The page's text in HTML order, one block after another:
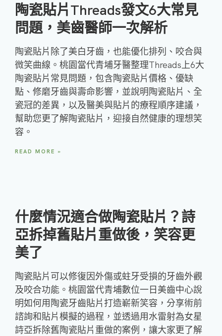
陶瓷貼片Threads發文6大常見
問題，美齒醫師一次解析
陶瓷貼片除了美白牙齒，也能優化排列、咬合與
微笑曲線。桃園當代青埔牙醫整理Threads上6大
陶瓷貼片常見問題，包含陶瓷貼片價格、優缺
點、修磨牙齒與壽命影響，並說明陶瓷貼片、全
瓷冠的差異，以及醫美與貼片的療程順序建議，
幫助您更了解陶瓷貼片，迎接自然健康的理想笑
容。
READ MORE »
什麼情況適合做陶瓷貼片？詩
亞拆掉舊貼片重做後，笑容更
美了
陶瓷貼片可以修復因外傷或蛀牙受損的牙齒外觀
及咬合功能。桃園當代青埔數位一日美齒中心說
明如何用陶瓷牙齒貼片打造嶄新笑容，分享術前
諮詢和貼片模擬的過程，並透過用水雷射為女星
詩亞拆除舊陶瓷貼片重做的案例，讓大家更了解